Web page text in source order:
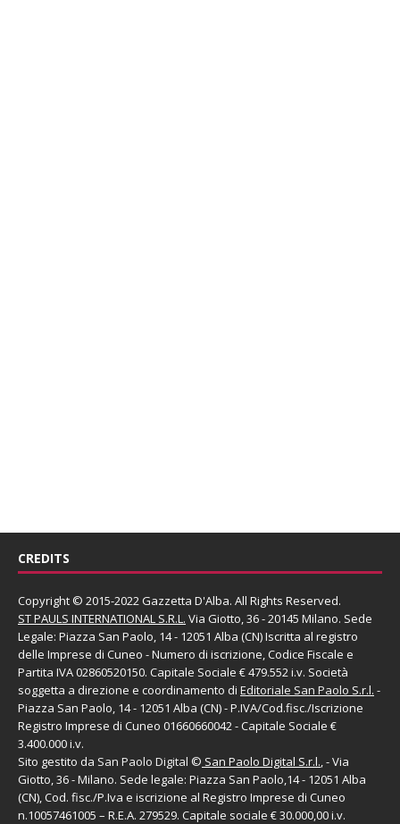
CREDITS
Copyright © 2015-2022 Gazzetta D'Alba. All Rights Reserved.
ST PAULS INTERNATIONAL S.R.L. Via Giotto, 36 - 20145 Milano. Sede
Legale: Piazza San Paolo, 14 - 12051 Alba (CN) Iscritta al registro
delle Imprese di Cuneo - Numero di iscrizione, Codice Fiscale e
Partita IVA 02860520150. Capitale Sociale € 479.552 i.v. Società
soggetta a direzione e coordinamento di Editoriale San Paolo S.r.l. -
Piazza San Paolo, 14 - 12051 Alba (CN) - P.IVA/Cod.fisc./Iscrizione
Registro Imprese di Cuneo 01660660042 - Capitale Sociale €
3.400.000 i.v.
Sito gestito da San Paolo Digital © San Paolo Digital S.r.l., - Via
Giotto, 36 - Milano. Sede legale: Piazza San Paolo,14 - 12051 Alba
(CN), Cod. fisc./P.Iva e iscrizione al Registro Imprese di Cuneo
n.10057461005 – R.E.A. 279529. Capitale sociale € 30.000,00 i.v.